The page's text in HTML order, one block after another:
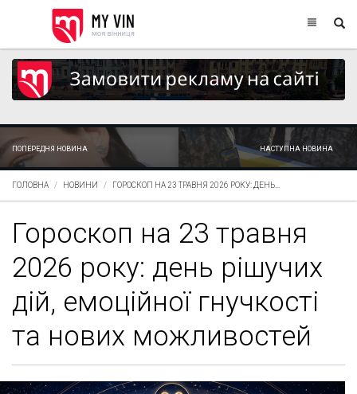
ПОПЕРЕДНЯ НОВИНА НАСТУПНА НОВИНА
ГОЛОВНА НОВИНИ ГОРОСКОП НА 23 ТРАВНЯ 2026 РОКУ: ДЕНЬ...
Гороскоп на 23 травня
2026 року: день рішучих
дій, емоційної гнучкості
та нових можливостей